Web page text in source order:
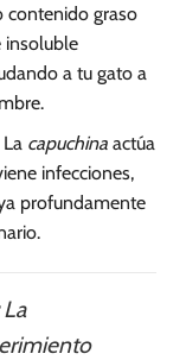
contenido graso
insoluble
a tu gato a
La capuchinaactúa
infecciones,
profundamente
La